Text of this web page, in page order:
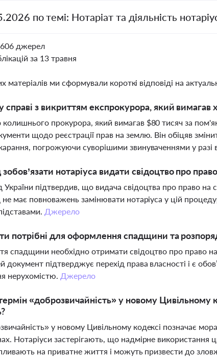
по темі: Нотаріат та діяльність
джерел
за 13 травня
матеріалів ми сформували короткі відповіді на
з викриттям експрокурора, який вимагав
прокурора, який вимагав $80 тисяч за
щодо реєстрації прав на землю. Він обіцяв
погрожуючи суворішими звинуваченнями у разі
нотаріуса видати свідоцтво про
України підтвердив, що видача свідоцтва про право
не має повноважень замінювати нотаріуса у цій
Джерело
потрібні для оформлення спадщини та
спадщини необхідно отримати свідоцтво про право
документ підтверджує перехід права власності і є
нерухомістю. Джерело
«доброзвичайність» у новому Цивільному
у новому Цивільному кодексі позначає
Нотаріуси застерігають, що надмірне використання
на приватне життя і можуть призвести до